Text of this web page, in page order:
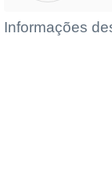
Informações